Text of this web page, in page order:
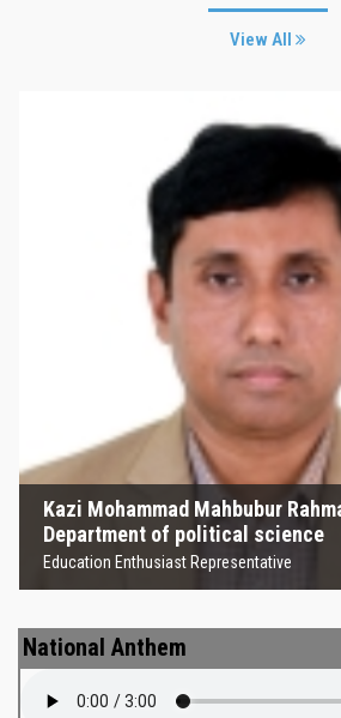
View All
Kazi Mohammad Mahbubur
Department of political science
Education Enthusiast Representative
Kazi Mohammad
Rahma্‌n , professor,
of political
Education Enthusiast
National Anthem